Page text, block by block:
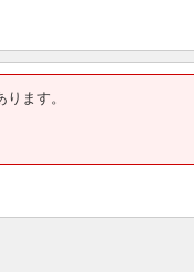
ことがあります。